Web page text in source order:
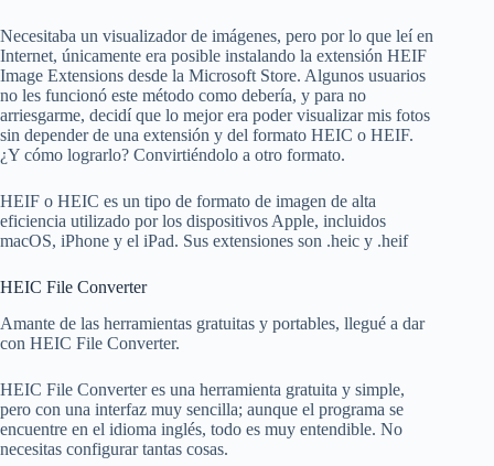
Necesitaba un visualizador de imágenes, pero por lo que leí en
Internet, únicamente era posible instalando la extensión HEIF
Image Extensions desde la Microsoft Store. Algunos usuarios
no les funcionó este método como debería, y para no
arriesgarme, decidí que lo mejor era poder visualizar mis fotos
sin depender de una extensión y del formato HEIC o HEIF.
¿Y cómo lograrlo? Convirtiéndolo a otro formato.
HEIF o HEIC es un tipo de formato de imagen de alta
eficiencia utilizado por los dispositivos Apple, incluidos
macOS, iPhone y el iPad. Sus extensiones son .heic y .heif
HEIC File Converter
Amante de las herramientas gratuitas y portables, llegué a dar
con HEIC File Converter.
HEIC File Converter es una herramienta gratuita y simple,
pero con una interfaz muy sencilla; aunque el programa se
encuentre en el idioma inglés, todo es muy entendible. No
necesitas configurar tantas cosas.